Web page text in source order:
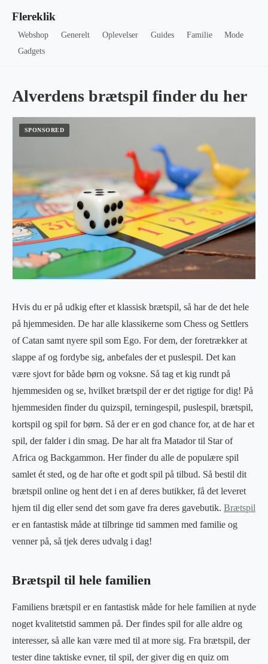
Flereklik
Webshop Generelt Oplevelser Guides Familie
Mode
Gadgets
Alverdens brætspil finder du her
Hvis du er på udkig efter et klassisk brætspil, så har de det hele
på hjemmesiden. De har alle klassikerne som Chess og Settlers
of Catan samt nyere spil som Ego. For dem, der foretrækker at
slappe af og fordybe sig, anbefales der et puslespil. Det kan
være sjovt for både børn og voksne. Så tag et kig rundt på
hjemmesiden og se, hvilket brætspil der er det rigtige for dig! På
hjemmesiden finder du quizspil, terningespil, puslespil, brætspil,
kortspil og spil for børn. Så der er en god chance for, at de har et
spil, der falder i din smag. De har alt fra Matador til Star of
Africa og Backgammon. Her finder du alle de populære spil
samlet ét sted, og de har ofte et godt spil på tilbud. Så bestil dit
brætspil online og hent det i en af deres butikker, få det leveret
hjem til dig eller send det som gave fra deres gavebutik. Brætspil
er en fantastisk måde at tilbringe tid sammen med familie og
venner på, så tjek deres udvalg i dag!
Brætspil til hele familien
Familiens brætspil er en fantastisk måde for hele familien at nyde
noget kvalitetstid sammen på. Der findes spil for alle aldre og
interesser, så alle kan være med til at more sig. Fra brætspil, der
tester dine taktiske evner, til spil, der giver dig en quiz om